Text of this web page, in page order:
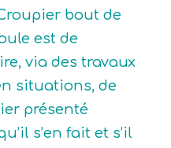
bout de
est de
via des travaux
situations, de
présenté
s’en fait et s’il